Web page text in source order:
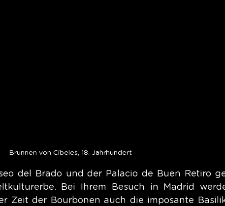
Brunnen von Cibeles, 18. Jahrhundert
del Brado und der Palacio de Buen Retiro
Bei Ihrem Besuch in Madrid
Zeit der Bourbonen auch die imposante